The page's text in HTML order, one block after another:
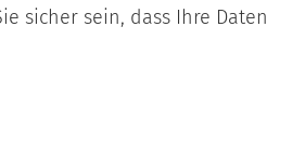
sicher sein, dass Ihre Daten